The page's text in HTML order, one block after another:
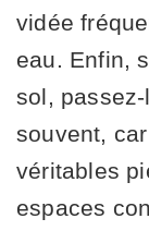
vidée
eau. Enfin,
sol,
souvent,
véritables
espaces